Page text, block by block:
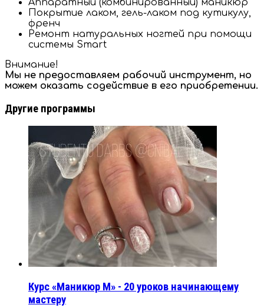
Аппаратный (комбинированный) маникюр
Покрытие лаком, гель-лаком под кутикулу,
френч
Ремонт натуральных ногтей при помощи
системы Smart
Внимание!
Мы не предоставляем рабочий инструмент, но
можем оказать содействие в его приобретении.
Другие программы
Курс «Маникюр M» - 20 уроков начинающему
мастеру